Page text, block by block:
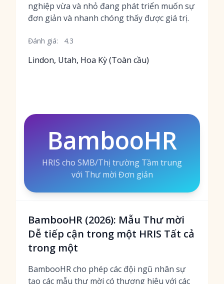
nghiệp vừa và nhỏ đang phát triển muốn sự
đơn giản và nhanh chóng thấy được giá trị.
Đánh giá: 4.3
Lindon, Utah, Hoa Kỳ (Toàn cầu)
BambooHR
HRIS cho SMB/Thị trường Tầm trung
với Thư mời Đơn giản
BambooHR (2026): Mẫu Thư mời
Dễ tiếp cận trong một HRIS Tất cả
trong một
BambooHR cho phép các đội ngũ nhân sự
tạo các mẫu thư mời có thương hiệu với các